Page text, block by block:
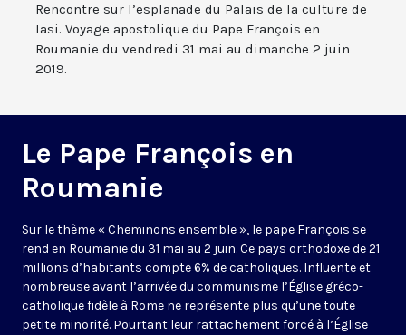
Rencontre sur l’esplanade du Palais de la culture de
Iasi. Voyage apostolique du Pape François en
Roumanie du vendredi 31 mai au dimanche 2 juin
2019.
Le Pape François en
Roumanie
Sur le thème « Cheminons ensemble », le pape François se
rend en Roumanie du 31 mai au 2 juin. Ce pays orthodoxe de 21
millions d’habitants compte 6% de catholiques. Influente et
nombreuse avant l’arrivée du communisme l’Église gréco-
catholique fidèle à Rome ne représente plus qu’une toute
petite minorité. Pourtant leur rattachement forcé à l’Église